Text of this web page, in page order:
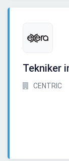
Tekniker
CENTRIC